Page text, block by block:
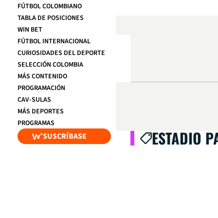
FÚTBOL COLOMBIANO
TABLA DE POSICIONES
WIN BET
FÚTBOL INTERNACIONAL
CURIOSIDADES DEL DEPORTE
SELECCIÓN COLOMBIA
MÁS CONTENIDO
PROGRAMACIÓN
CAV-SULAS
MÁS DEPORTES
PROGRAMAS
SUSCRÍBASE ESTADIO